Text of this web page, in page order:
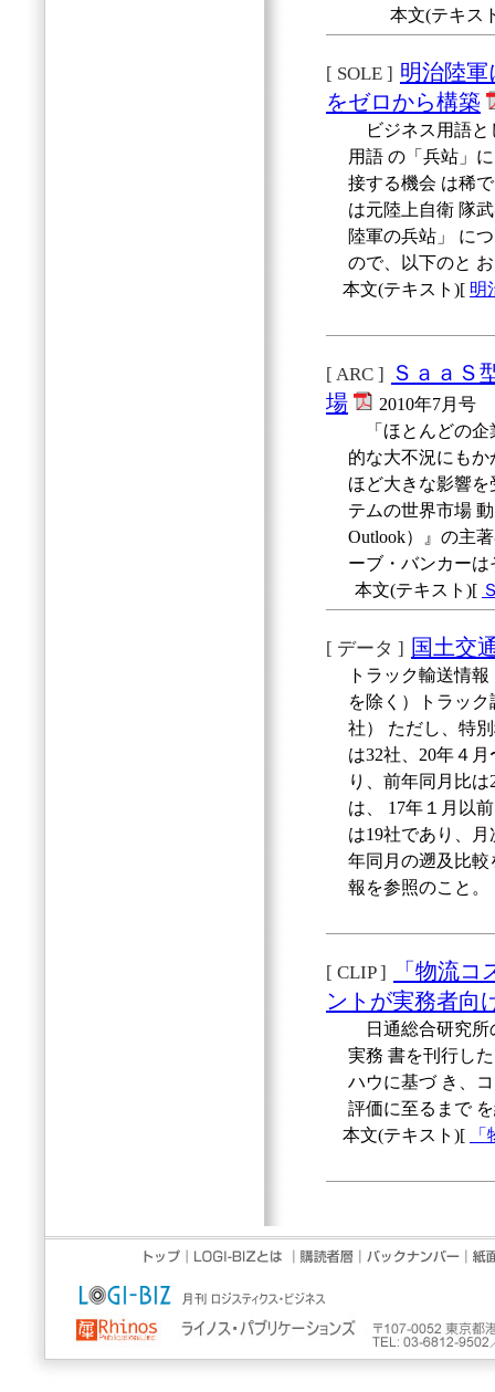
本文(テキス
[ SOLE ] 明治陸
をゼロから構築
ビジネス用語と
用語 の「兵站」
接する機会 は稀
は元陸上自衛 隊
陸軍の兵站」 に
ので、以下のと
本文(テキスト)[ 明
[ ARC ]
ＳａａＳ
場
2010年7月号
「ほとんどの企
的な大不況にも
ほど大きな影響
テムの世界市場 動
Outlook）』の主
ーブ・バンカーは
本文(テキスト)[
[ データ ] 国土交
トラック輸送情
を除く）トラッ
社） ただし、特
は32社、20年４
り、前年同月比
は、 17年１月以
は19社であり、
年同月の遡及比
報を参照のこと。
[ CLIP ]
「物流
ントが実務者向
日通総合研究所
実務 書を刊行し
ハウに基づ き、
評価に至るまで
本文(テキスト)[